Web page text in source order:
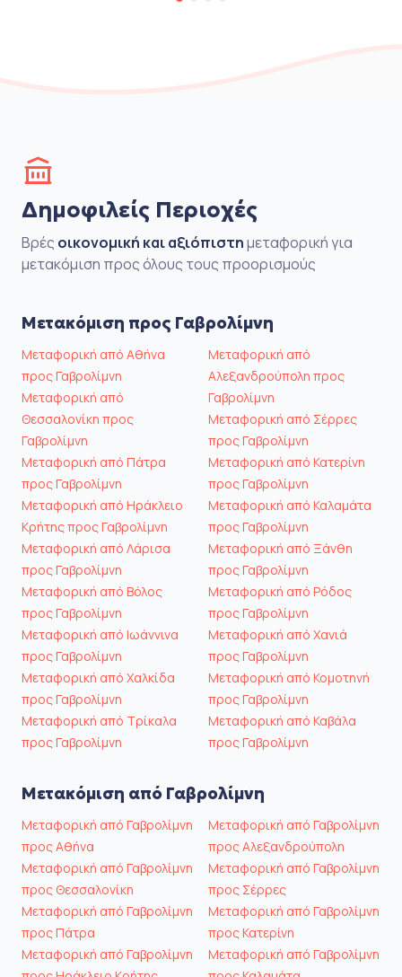
Δημοφιλείς Περιοχές
Βρές οικονομική και αξιόπιστημεταφορική για
μετακόμιση προς όλους τους προορισμούς
Μετακόμιση προς Γαβρολίμνη
Μεταφορική από Αθήνα
προς Γαβρολίμνη
Μεταφορική από
Θεσσαλονίκη προς
Γαβρολίμνη
Μεταφορική από Πάτρα
προς Γαβρολίμνη
Μεταφορική από Ηράκλειο
Κρήτης προς Γαβρολίμνη
Μεταφορική από Λάρισα
προς Γαβρολίμνη
Μεταφορική από Βόλος
προς Γαβρολίμνη
Μεταφορική από Ιωάννινα
προς Γαβρολίμνη
Μεταφορική από Χαλκίδα
προς Γαβρολίμνη
Μεταφορική από Τρίκαλα
προς Γαβρολίμνη
Μεταφορική από
Αλεξανδρούπολη προς
Γαβρολίμνη
Μεταφορική από Σέρρες
προς Γαβρολίμνη
Μεταφορική από Κατερίνη
προς Γαβρολίμνη
Μεταφορική από Καλαμάτα
προς Γαβρολίμνη
Μεταφορική από Ξάνθη
προς Γαβρολίμνη
Μεταφορική από Ρόδος
προς Γαβρολίμνη
Μεταφορική από Χανιά
προς Γαβρολίμνη
Μεταφορική από Κομοτηνή
προς Γαβρολίμνη
Μεταφορική από Καβάλα
προς Γαβρολίμνη
Μετακόμιση από Γαβρολίμνη
Μεταφορική από Γαβρολίμνη
προς Αθήνα
Μεταφορική από Γαβρολίμνη
προς Θεσσαλονίκη
Μεταφορική από Γαβρολίμνη
προς Πάτρα
Μεταφορική από Γαβρολίμνη
Μεταφορική από Γαβρολίμνη
προς Αλεξανδρούπολη
Μεταφορική από Γαβρολίμνη
προς Σέρρες
Μεταφορική από Γαβρολίμνη
προς Κατερίνη
Μεταφορική από Γαβρολίμνη